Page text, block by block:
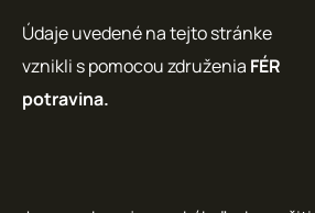
Údaje uvedené na tejto stránke
vznikli s pomocou združenia FÉR
potravina.